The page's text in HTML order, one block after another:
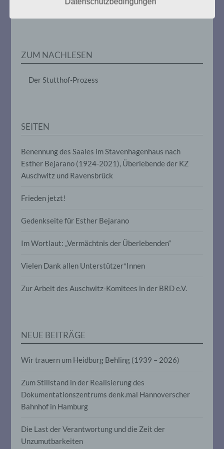
ZUM NACHLESEN
Der Stutthof-Prozess
SEITEN
Benennung des Saales im Stavenhagenhaus nach
Esther Bejarano (1924-2021), Überlebende der KZ
Auschwitz und Ravensbrück
Frieden jetzt!
Gedenkseite für Esther Bejarano
Im Wortlaut: „Vermächtnis der Überlebenden“
Vielen Dank allen Unterstützer*Innen
Zur Arbeit des Auschwitz-Komitees in der BRD e.V.
NEUE BEITRÄGE
Wir trauern um Heidburg Behling (1939 – 2026)
Zum Stillstand in der Realisierung des
Dokumentationszentrums denk.mal Hannoverscher
Bahnhof in Hamburg
Die Last der Verantwortung und die Zeit der
Unzumutbarkeiten
personenbezogenen Daten wie das
Erheben, das Erfassen, die Organisation,
die Offenlegung durch Übermittlung,
Verbreitung oder eine andere Form der
Verknüpfung, die Einschränkung, das
Markierung gespeicherter
personenbezogener Daten mit dem Ziel,
ihre künftige Verarbeitung einzuschränken.
e) Profiling
Profiling ist jede Art der automatisierten
die darin besteht, dass diese
werden, um bestimmte persönliche
insbesondere, um Aspekte bezüglich
natürlichen Person zu analysieren oder
vorherzusagen.
Pseudonymisierung ist die Verarbeitung
personenbezogener Daten in einer Weise,
ohne Hinzuziehung zusätzlicher
Informationen nicht mehr einer
spezifischen betroffenen Person